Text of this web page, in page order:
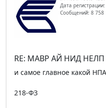
Дата
Сообщений: 8 758
RE: МАВР АЙ НИД НЕЛП
и самое главное какой
218-ФЗ